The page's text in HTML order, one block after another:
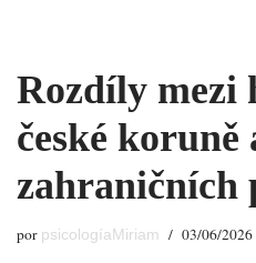
al
contenido
Rozdíly mezi
české koruně
zahraničních
por psicologíaMiriam 03/06/2026